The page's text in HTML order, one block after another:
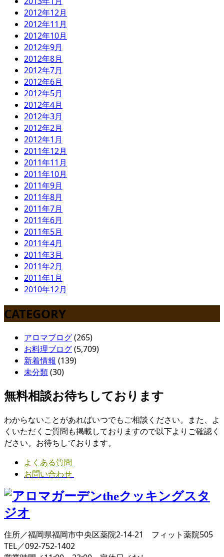
2012年12月
2012年11月
2012年10月
2012年9月
2012年8月
2012年7月
2012年6月
2012年5月
2012年4月
2012年3月
2012年2月
2012年1月
2011年12月
2011年11月
2011年10月
2011年9月
2011年8月
2011年7月
2011年6月
2011年5月
2011年4月
2011年3月
2011年2月
2011年1月
2010年12月
CATEGORY
アロマブログ(265)
お料理ブログ(5,709)
新着情報 (139)
未分類(30)
無料相談お待ちしております
わからないことがあればいつでもご相談ください。また、よ
くいただくご質問も掲載しておりますので以下よりご確認く
ださい。お待ちしております。
よくある質問
お問い合わせ
住所／福岡県福岡市中央区薬院2-14-21 フィット薬院505
TEL／092-752-1402